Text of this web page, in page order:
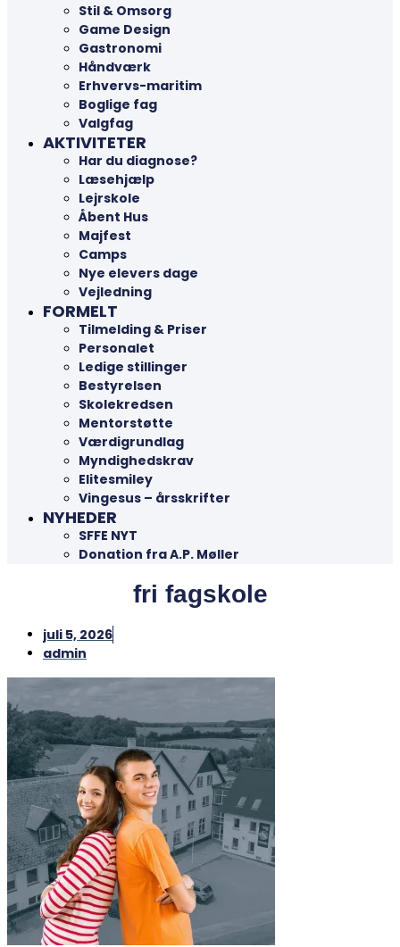
Stil & Omsorg
Game Design
Gastronomi
Håndværk
Erhvervs-maritim
Boglige fag
Valgfag
AKTIVITETER
Har du diagnose?
Læsehjælp
Lejrskole
Åbent Hus
Majfest
Camps
Nye elevers dage
Vejledning
FORMELT
Tilmelding & Priser
Personalet
Ledige stillinger
Bestyrelsen
Skolekredsen
Mentorstøtte
Værdigrundlag
Myndighedskrav
Elitesmiley
Vingesus – årsskrifter
NYHEDER
SFFE NYT
Donation fra A.P. Møller
fri fagskole
juli 5, 2026
admin